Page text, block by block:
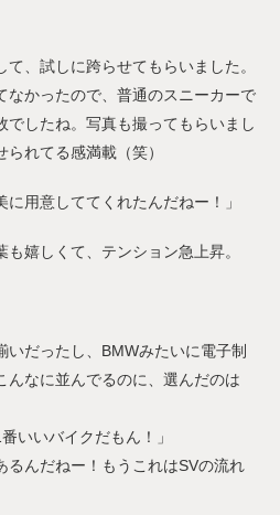
、試しに跨らせてもらいました。
なかったので、普通のスニーカーで
でしたね。写真も撮ってもらいまし
れてる感満載（笑）
に用意しててくれたんだねー！」
嬉しくて、テンション急上昇。
いだったし、BMWみたいに電子制
んなに並んでるのに、選んだのは
いいバイクだもん！」
るんだねー！もうこれはSVの流れ